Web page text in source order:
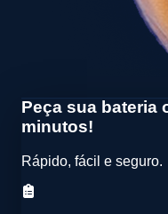
Peça sua bateria
minutos!
Rápido, fácil e seguro.